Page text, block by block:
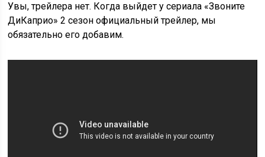
Увы, трейлера нет. Когда выйдет у сериала «Звоните
ДиКаприо» 2 сезон официальный трейлер, мы
обязательно его добавим.